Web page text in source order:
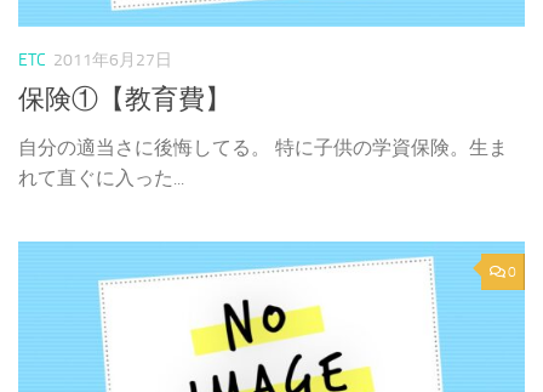
ETC 2011年6月27日
保険①【教育費】
自分の適当さに後悔してる。 特に子供の学資保険。生ま
れて直ぐに入った...
0